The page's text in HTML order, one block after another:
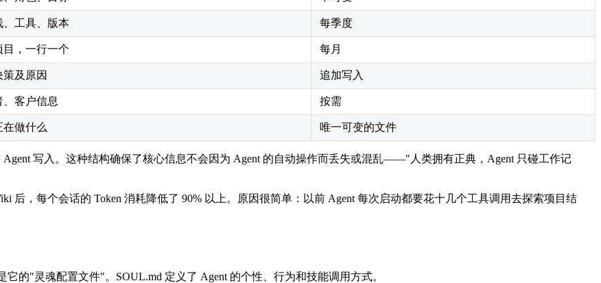
、工具、版本 每季度
目，一行一个 每月
策及原因 追加写入
、客户信息 按需
在做什么 唯一可变的文件
写入。这种结构确保了核心信息不会因为 Agent 的自动操作而丢失或混乱——"人类拥有正典，Agent 只碰工作记
后，每个会话的 Token 消耗降低了 90% 以上。原因很简单：以前 Agent 每次启动都要花十几个工具调用去探索项目结
的"灵魂配置文件"。SOUL.md 定义了 Agent 的个性、行为和技能调用方式。